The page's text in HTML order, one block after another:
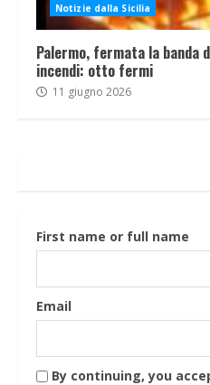
Notizie dalla Sicilia
Palermo, fermata la banda
incendi: otto fermi
11 giugno 2026
First name or full name
Email
By continuing, you